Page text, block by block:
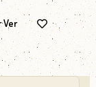
Ver